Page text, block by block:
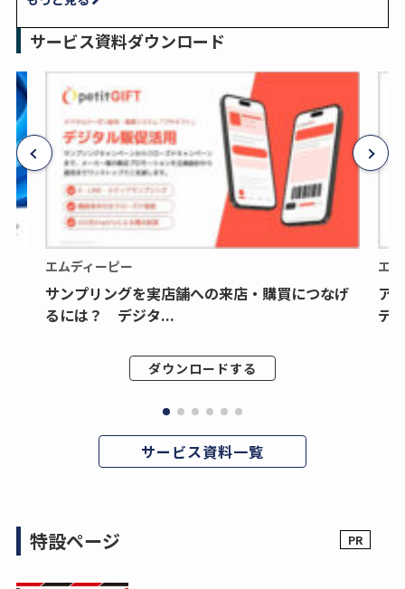
サービス資料ダウンロード
エムディーピー
サンプリングを実店舗への来店・購買につなげ
るには？ デジタ...
ダウンロードする
エ
ア
デ
サービス資料一覧
特設ページ